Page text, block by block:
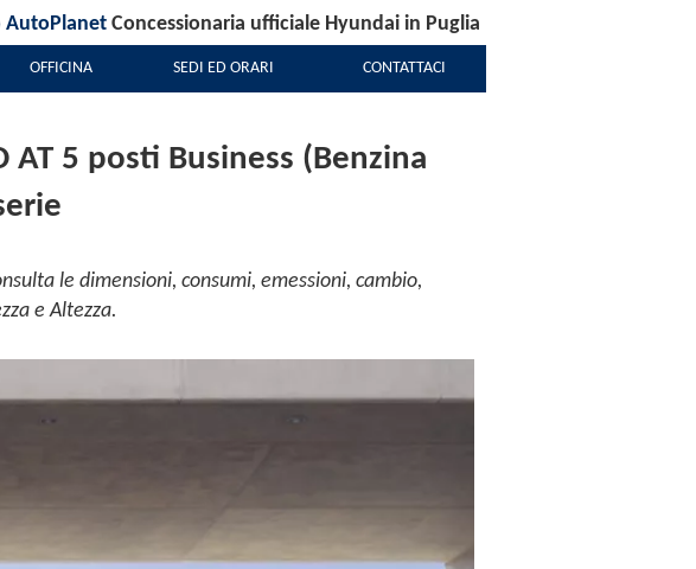
AutoPlanet Concessionaria ufficiale Hyundai in Puglia
OFFICINA SEDI ED ORARI CONTATTACI
AT 5 posti Business (Benzina
le dimensioni, consumi, emessioni, cambio,
e Altezza.